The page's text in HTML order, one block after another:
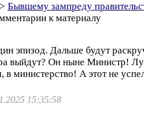
Бывшему зампреду
к материалу
эпизод. Дальше будут
выйдут? Он ныне Министр!
в министерство! А этот не
15:35:58